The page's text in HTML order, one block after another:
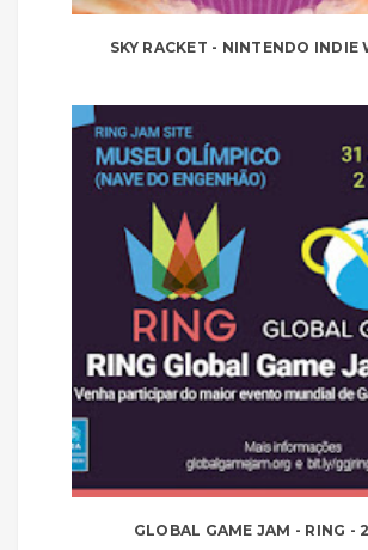
SKY RACKET - NINTENDO INDIE
GLOBAL GAME JAM - RING -